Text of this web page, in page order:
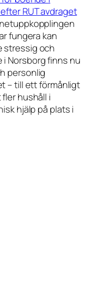
RUT avdraget
fungera kan
stressig och
i Norsborg finns nu
personlig
– till ett förmånligt
fler hushåll i
hjälp på plats i